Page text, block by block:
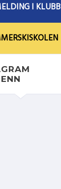
I KLUBB